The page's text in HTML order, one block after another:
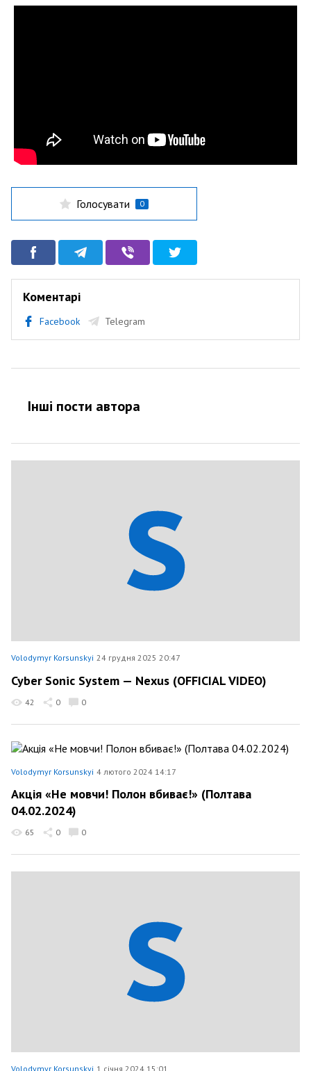
Голосувати 0
Коментарі
Facebook Telegram
Інші пости автора
Volodymyr Korsunskyi 24 грудня 2025 20:47
Cyber Sonic System — Nexus (OFFICIAL VIDEO)
42 0 0
Volodymyr Korsunskyi 4 лютого 2024 14:17
Акція «Не мовчи! Полон вбиває!» (Полтава
04.02.2024)
65 0 0
Volodymyr Korsunskyi 1 січня 2024 15:01